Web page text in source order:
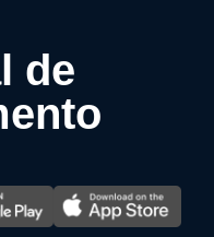
de